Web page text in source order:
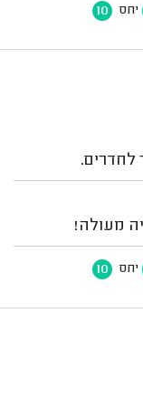
יחס 10
לחדרים.
מעולה!
יחס 10